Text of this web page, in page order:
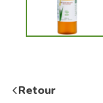
Retour